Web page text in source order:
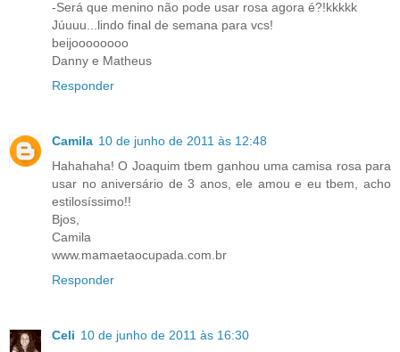
-Será que menino não pode usar rosa agora é?!kkkkk
Júuuu...lindo final de semana para vcs!
beijoooooooo
Danny e Matheus
Responder
Camila 10 de junho de 2011 às 12:48
Hahahaha! O Joaquim tbem ganhou uma camisa rosa para
usar no aniversário de 3 anos, ele amou e eu tbem, acho
estilosíssimo!!
Bjos,
Camila
www.mamaetaocupada.com.br
Responder
Celi 10 de junho de 2011 às 16:30